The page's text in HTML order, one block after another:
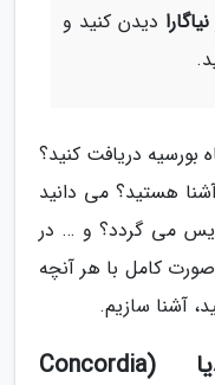
دیدن کنید و
بورسیه دریافت کنید؟
هستید؟ می دانید
می گردد؟ و … در
صورت کامل با هر آنچه
آشنا سازیم.
معرفی دانشگاه کنکوردیا (Concordia